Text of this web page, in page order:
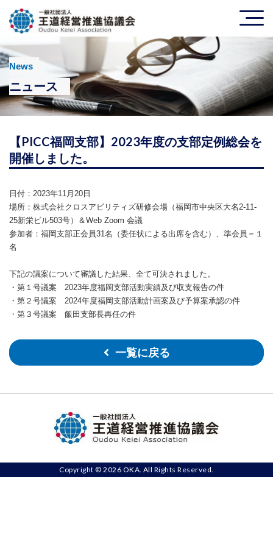
News
ニュース
【PICC福岡支部】2023年度の支部定例総会を
開催しました。
日付：2023年11月20日
場所：株式会社クロスアビリティズ研修会場（福岡市中央区大名2-11-
25新栄ビル503号）＆Web Zoom 会議
参加者：福岡支部正会員31名（委任状による出席を含む）、準会員＝１
名
下記の議案について審議した結果、全て可決されました。
・第１号議案 2023年度福岡支部活動実績及び収支報告の件
・第２号議案 2024年度福岡支部活動計画案及び予算案承認の件
・第３号議案 飯田支部長再任の件
一覧に戻る
Copyright © 2026 OKA. All Rights Reserved.